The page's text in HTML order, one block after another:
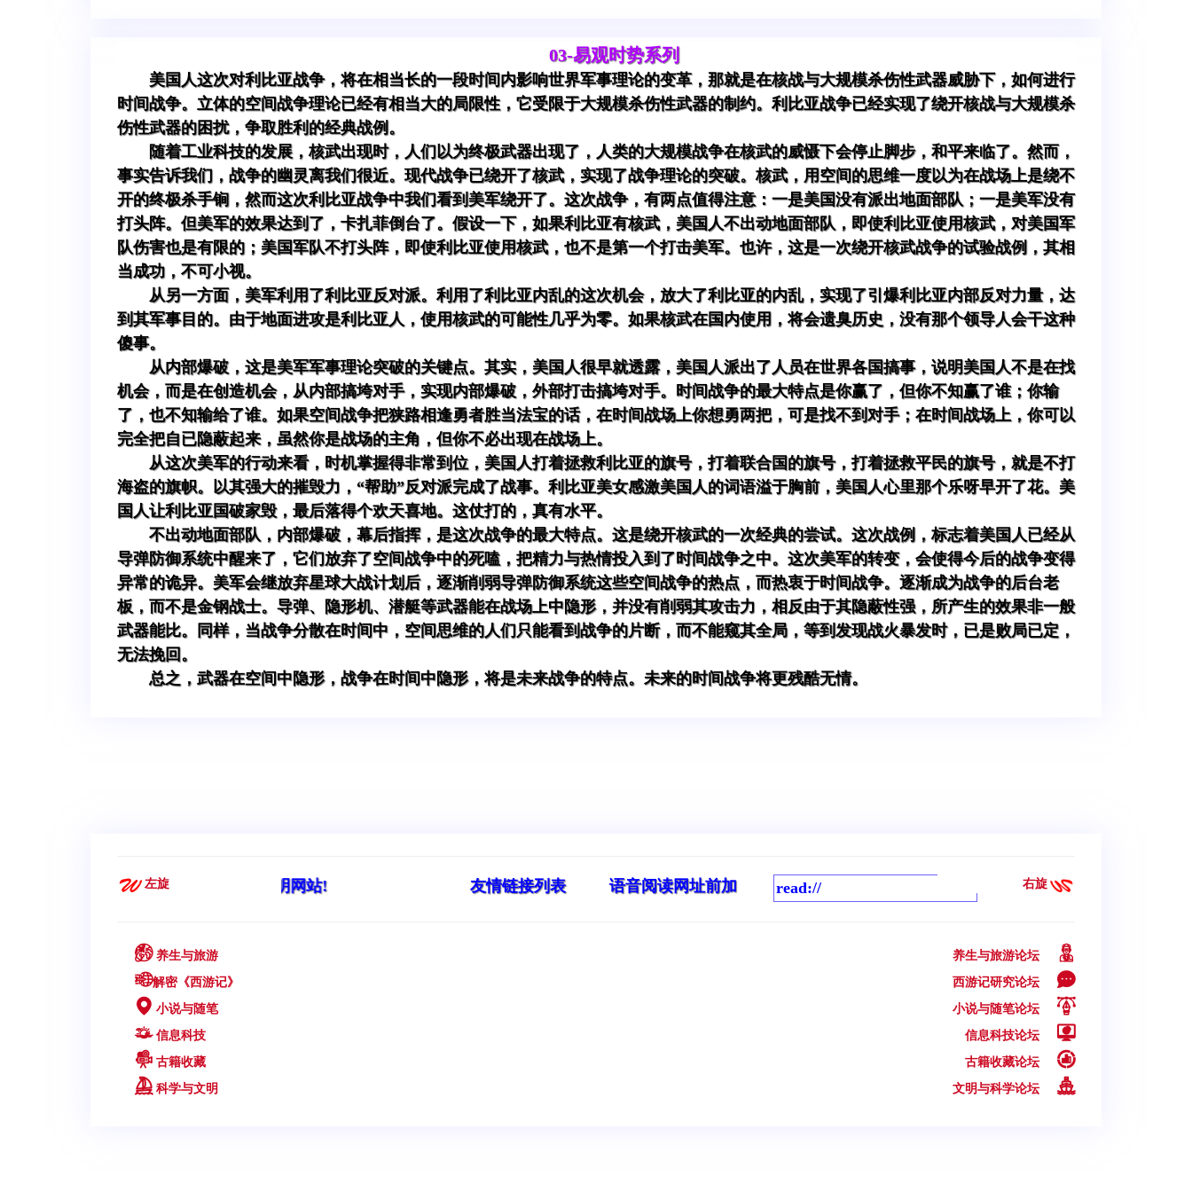
03-易观时势系列
美国人这次对利比亚战争，将在相当长的一段时间内影响世界军事理论的变革，那就是在核战与大规模杀伤性武器威胁下，如何进行
时间战争。立体的空间战争理论已经有相当大的局限性，它受限于大规模杀伤性武器的制约。利比亚战争已经实现了绕开核战与大规模杀
伤性武器的困扰，争取胜利的经典战例。
随着工业科技的发展，核武出现时，人们以为终极武器出现了，人类的大规模战争在核武的威慑下会停止脚步，和平来临了。然而，
事实告诉我们，战争的幽灵离我们很近。现代战争已绕开了核武，实现了战争理论的突破。核武，用空间的思维一度以为在战场上是绕不
开的终极杀手锏，然而这次利比亚战争中我们看到美军绕开了。这次战争，有两点值得注意：一是美国没有派出地面部队；一是美军没有
打头阵。但美军的效果达到了，卡扎菲倒台了。假设一下，如果利比亚有核武，美国人不出动地面部队，即使利比亚使用核武，对美国军
队伤害也是有限的；美国军队不打头阵，即使利比亚使用核武，也不是第一个打击美军。也许，这是一次绕开核武战争的试验战例，其相
当成功，不可小视。
从另一方面，美军利用了利比亚反对派。利用了利比亚内乱的这次机会，放大了利比亚的内乱，实现了引爆利比亚内部反对力量，达
到其军事目的。由于地面进攻是利比亚人，使用核武的可能性几乎为零。如果核武在国内使用，将会遗臭历史，没有那个领导人会干这种
傻事。
从内部爆破，这是美军军事理论突破的关键点。其实，美国人很早就透露，美国人派出了人员在世界各国搞事，说明美国人不是在找
机会，而是在创造机会，从内部搞垮对手，实现内部爆破，外部打击搞垮对手。时间战争的最大特点是你赢了，但你不知赢了谁；你输
了，也不知输给了谁。如果空间战争把狭路相逢勇者胜当法宝的话，在时间战场上你想勇两把，可是找不到对手；在时间战场上，你可以
完全把自已隐蔽起来，虽然你是战场的主角，但你不必出现在战场上。
从这次美军的行动来看，时机掌握得非常到位，美国人打着拯救利比亚的旗号，打着联合国的旗号，打着拯救平民的旗号，就是不打
海盗的旗帜。以其强大的摧毁力，“帮助”反对派完成了战事。利比亚美女感激美国人的词语溢于胸前，美国人心里那个乐呀早开了花。美
国人让利比亚国破家毁，最后落得个欢天喜地。这仗打的，真有水平。
不出动地面部队，内部爆破，幕后指挥，是这次战争的最大特点。这是绕开核武的一次经典的尝试。这次战例，标志着美国人已经从
导弹防御系统中醒来了，它们放弃了空间战争中的死嗑，把精力与热情投入到了时间战争之中。这次美军的转变，会使得今后的战争变得
异常的诡异。美军会继放弃星球大战计划后，逐渐削弱导弹防御系统这些空间战争的热点，而热衷于时间战争。逐渐成为战争的后台老
板，而不是金钢战士。导弹、隐形机、潜艇等武器能在战场上中隐形，并没有削弱其攻击力，相反由于其隐蔽性强，所产生的效果非一般
武器能比。同样，当战争分散在时间中，空间思维的人们只能看到战争的片断，而不能窥其全局，等到发现战火暴发时，已是败局已定，
无法挽回。
总之，武器在空间中隐形，战争在时间中隐形，将是未来战争的特点。未来的时间战争将更残酷无情。
左旋
欢迎您来到科学与文明网站! 友情链接列表 语音阅读网址前加 右旋
养生与旅游
解密《西游记》
小说与随笔
信息科技
古籍收藏
科学与文明
养生与旅游论坛
西游记研究论坛
小说与随笔论坛
信息科技论坛
古籍收藏论坛
文明与科学论坛